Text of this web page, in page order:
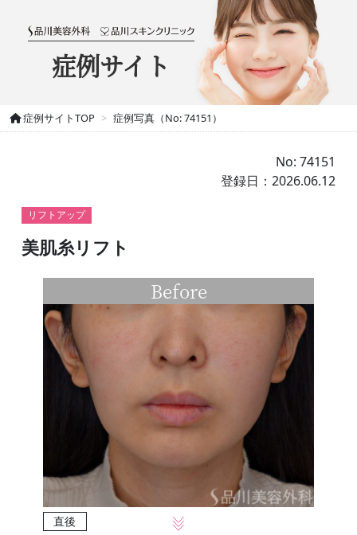
症例サイト
症例サイトTOP 症例写真（No: 74151）
No: 74151
登録日：2026.06.12
リフトアップ
美肌糸リフト
Before
直後